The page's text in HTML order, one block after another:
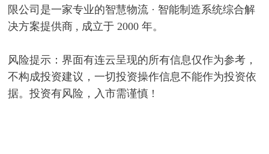
限公司是一家专业的智慧物流 · 智能制造系统综合解
决方案提供商 , 成立于 2000 年。
风险提示：界面有连云呈现的所有信息仅作为参考，
不构成投资建议，一切投资操作信息不能作为投资依
据。投资有风险，入市需谨慎 !